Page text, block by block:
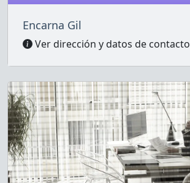
Encarna Gil
Ver dirección y datos de contacto